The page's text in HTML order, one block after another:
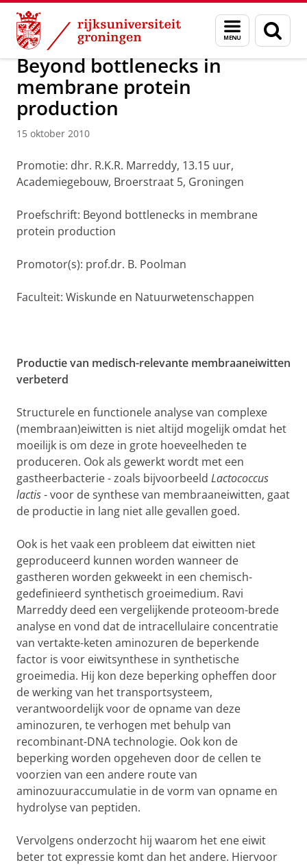
Skip
Content
Skip
Navigation
Menu
en
zoeken
Over ons Actueel Nieuws Nieuwsberichten
Beyond bottlenecks in
membrane protein
production
15 oktober 2010
Promotie: dhr. R.K.R. Marreddy, 13.15 uur,
Academiegebouw, Broerstraat 5, Groningen
Proefschrift: Beyond bottlenecks in membrane
protein production
Promotor(s): prof.dr. B. Poolman
Faculteit: Wiskunde en Natuurwetenschappen
Productie van medisch-relevante membraaneiwitten
verbeterd
Structurele en functionele analyse van complexe
(membraan)eiwitten is niet altijd mogelijk omdat het
moeilijk is om deze in grote hoeveelheden te
produceren. Ook als gewerkt wordt met een
gastheerbacterie - zoals bijvoorbeeld Lactococcus
lactis- voor de synthese van membraaneiwitten, gaat
de productie in lang niet alle gevallen goed.
Ook is het vaak een probleem dat eiwitten niet
geproduceerd kunnen worden wanneer de
gastheren worden gekweekt in een chemisch-
gedefinieerd synthetisch groeimedium. Ravi
Marreddy deed een vergelijkende proteoom-brede
analyse en vond dat de intracellulaire concentratie
van vertakte-keten aminozuren de beperkende
factor is voor eiwitsynthese in synthetische
groeimedia. Hij kon deze beperking opheffen door
de werking van het transportsysteem,
verantwoordelijk voor de opname van deze
aminozuren, te verhogen met behulp van
recombinant-DNA technologie. Ook kon de
beperking worden opgeheven door de cellen te
voorzien van een andere route van
aminozuuraccumulatie in de vorm van opname en
hydrolyse van peptiden.
Vervolgens onderzocht hij waarom het ene eiwit
beter tot expressie komt dan het andere. Hiervoor